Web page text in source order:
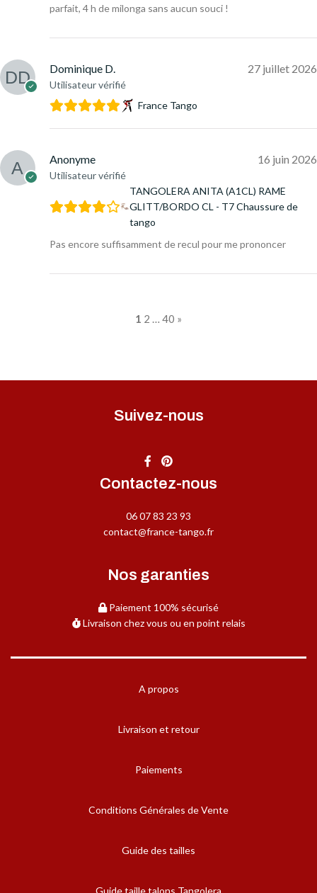
parfait, 4 h de milonga sans aucun souci !
Dominique D.
Utilisateur vérifié
27 juillet 2026
France Tango
Anonyme
Utilisateur vérifié
16 juin 2026
TANGOLERA ANITA (A1CL) RAME
GLITT/BORDO CL - T7 Chaussure de
tango
Pas encore suffisamment de recul pour me prononcer
1 2 40 »
Suivez-nous
Contactez-nous
06 07 83 23 93
contact@france-tango.fr
Nos garanties
Paiement 100% sécurisé
Livraison chez vous ou en point relais
A propos
Livraison et retour
Paiements
Conditions Générales de Vente
Guide des tailles
Guide taille talons Tangolera